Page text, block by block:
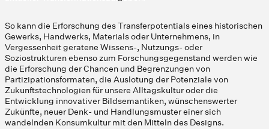
So kann die Erforschung des Transferpotentials eines historischen
Gewerks, Handwerks, Materials oder Unternehmens, in
Vergessenheit geratene Wissens-, Nutzungs- oder
Soziostrukturen ebenso zum Forschungsgegenstand werden wie
die Erforschung der Chancen und Begrenzungen von
Partizipationsformaten, die Auslotung der Potenziale von
Zukunftstechnologien für unsere Alltagskultur oder die
Entwicklung innovativer Bildsemantiken, wünschenswerter
Zukünfte, neuer Denk- und Handlungsmuster einer sich
wandelnden Konsumkultur mit den Mitteln des Designs.